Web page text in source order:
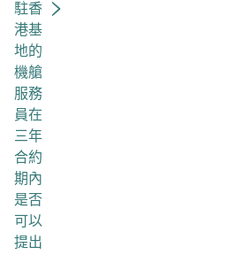
駐香
港基
地的
機艙
服務
員在
三年
合約
期內
是否
可以
提出